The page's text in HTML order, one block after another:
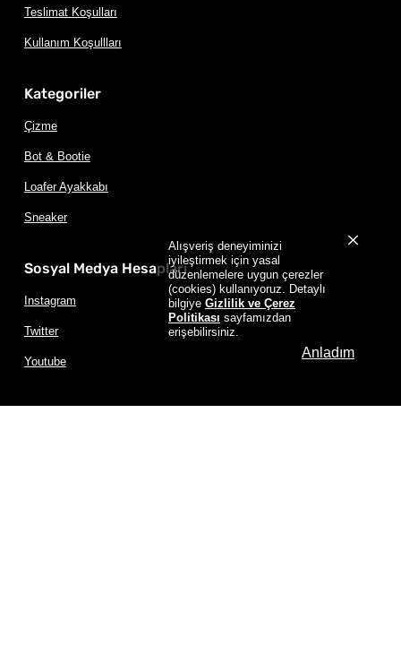
Alışveriş deneyiminizi
iyileştirmek için yasal
düzenlemelere uygun çerezler
(cookies) kullanıyoruz. Detaylı
bilgiye Gizlilik ve Çerez
Politikası sayfamızdan
erişebilirsiniz.
Anladım
Teslimat Koşulları
Kullanım Koşullları
Kategoriler
Çizme
Bot & Bootie
Loafer Ayakkabı
Sneaker
Sosyal Medya Hesapları
Instagram
Twitter
Youtube